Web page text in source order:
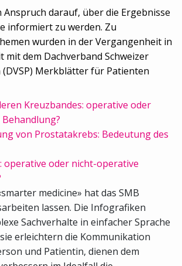
Anspruch darauf, über die Ergebnisse
informiert zu werden. Zu
wurden in der Vergangenheit in
mit dem Dachverband Schweizer
Merkblätter für Patienten
Kreuzbandes: operative oder
von Prostatakrebs: Bedeutung des
operative oder nicht-operative
medicine» hat das SMB
lassen. Die Infografiken
Sachverhalte in einfacher Sprache
erleichtern die Kommunikation
und Patientin, dienen dem